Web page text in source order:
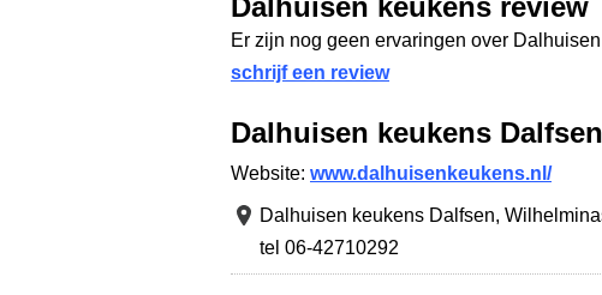
Dalhuisen keukens review
Er zijn nog geen ervaringen over
schrijf een review
Dalhuisen keukens Dalfsen
Website: www.dalhuisenkeukens.nl/
Dalhuisen keukens Dalfsen,
tel 06-42710292